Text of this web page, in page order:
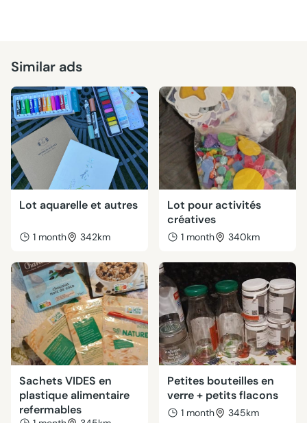
Similar ads
Lot aquarelle et autres
1 month 342km
Lot pour activités
créatives
1 month 340km
Sachets VIDES en
plastique alimentaire
refermables
Petites bouteilles en
verre + petits flacons
1 month 345km